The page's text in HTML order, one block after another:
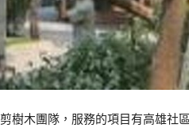
樹木團隊，服務的項目有高雄社